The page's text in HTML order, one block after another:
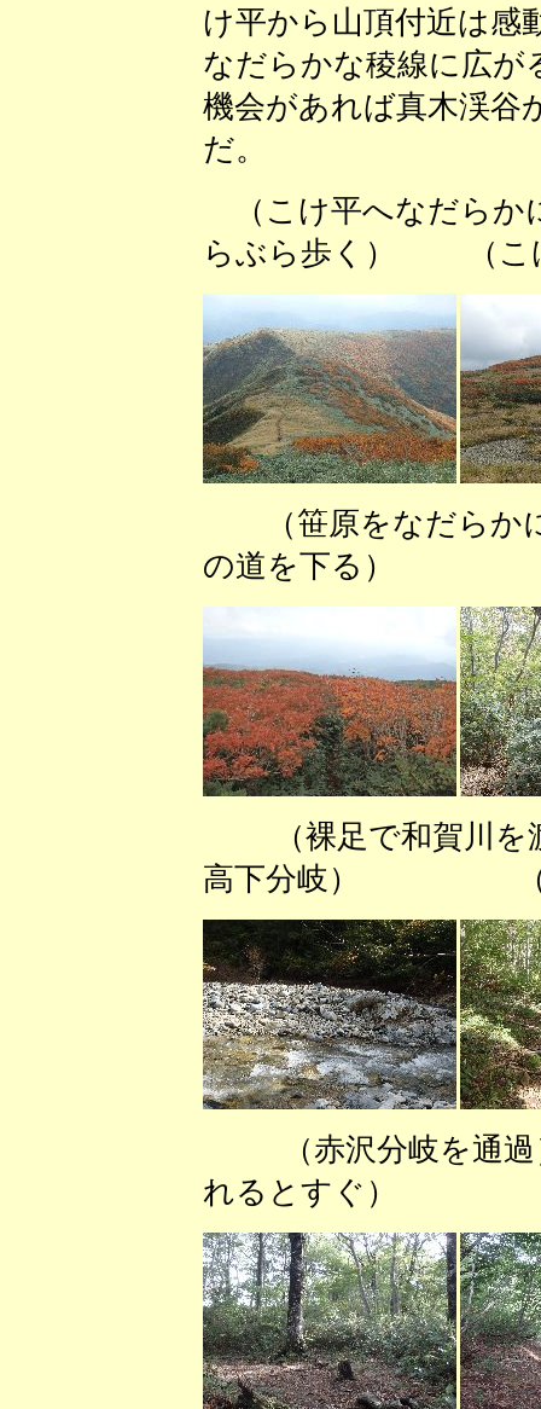
け平から山頂付近は感
なだらかな稜線に広が
機会があれば真木渓谷
だ。
（こけ平へなだ
らぶら歩く） （こ
（笹原をなだら
の道を下る） （
（裸足で和賀川
高下分岐） （美
（赤沢分岐
れるとすぐ）